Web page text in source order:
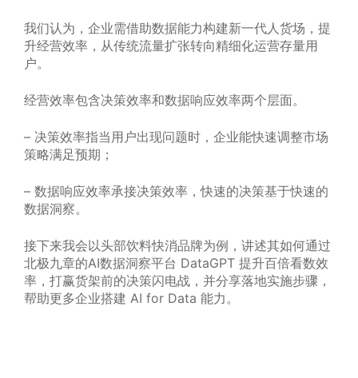
我们认为，企业需借助数据能力构建新一代人货场，提
升经营效率，从传统流量扩张转向精细化运营存量用
户。
经营效率包含决策效率和数据响应效率两个层面。
– 决策效率指当用户出现问题时，企业能快速调整市场
策略满足预期；
– 数据响应效率承接决策效率，快速的决策基于快速的
数据洞察。
接下来我会以头部饮料快消品牌为例，讲述其如何通过
北极九章的AI数据洞察平台 DataGPT 提升百倍看数效
率，打赢货架前的决策闪电战，并分享落地实施步骤，
帮助更多企业搭建 AI for Data 能力。